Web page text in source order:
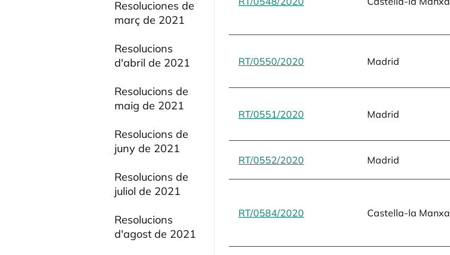
Resoluciones de
març de 2021
Resolucions
d'abril de 2021
Resolucions de
maig de 2021
Resolucions de
juny de 2021
Resolucions de
juliol de 2021
Resolucions
d'agost de 2021
RT/0550/2020 opens in a new tab
Madrid
RT/0551/2020 opens in a new tab
Madrid
RT/0552/2020 opens in a new tab
Madrid
RT/0584/2020 opens in a new tabCastella-la Manxa